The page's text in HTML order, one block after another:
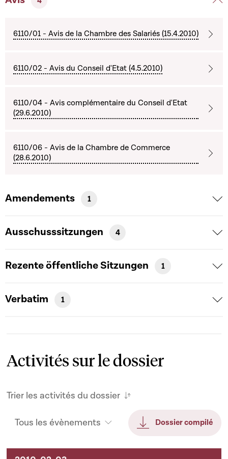
6110/01 - Avis de la Chambre des Salariés (15.4.2010)
6110/02 - Avis du Conseil d'Etat (4.5.2010)
6110/04 - Avis complémentaire du Conseil d'Etat
(29.6.2010)
6110/06 - Avis de la Chambre de Commerce
(28.6.2010)
Amendements 1
Ausschusssitzungen 4
Rezente öffentliche Sitzungen 1
Verbatim 1
Activités sur le dossier
Trier les activités du dossier
Tous les évènements Dossier compilé
Activités sur le dossier